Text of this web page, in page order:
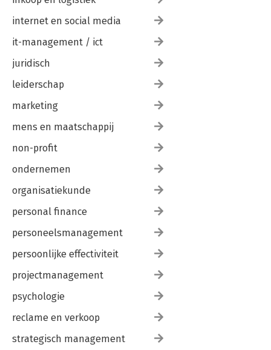
internet en social media
it-management / ict
juridisch
leiderschap
marketing
mens en maatschappij
non-profit
ondernemen
organisatiekunde
personal finance
personeelsmanagement
persoonlijke effectiviteit
projectmanagement
psychologie
reclame en verkoop
strategisch management